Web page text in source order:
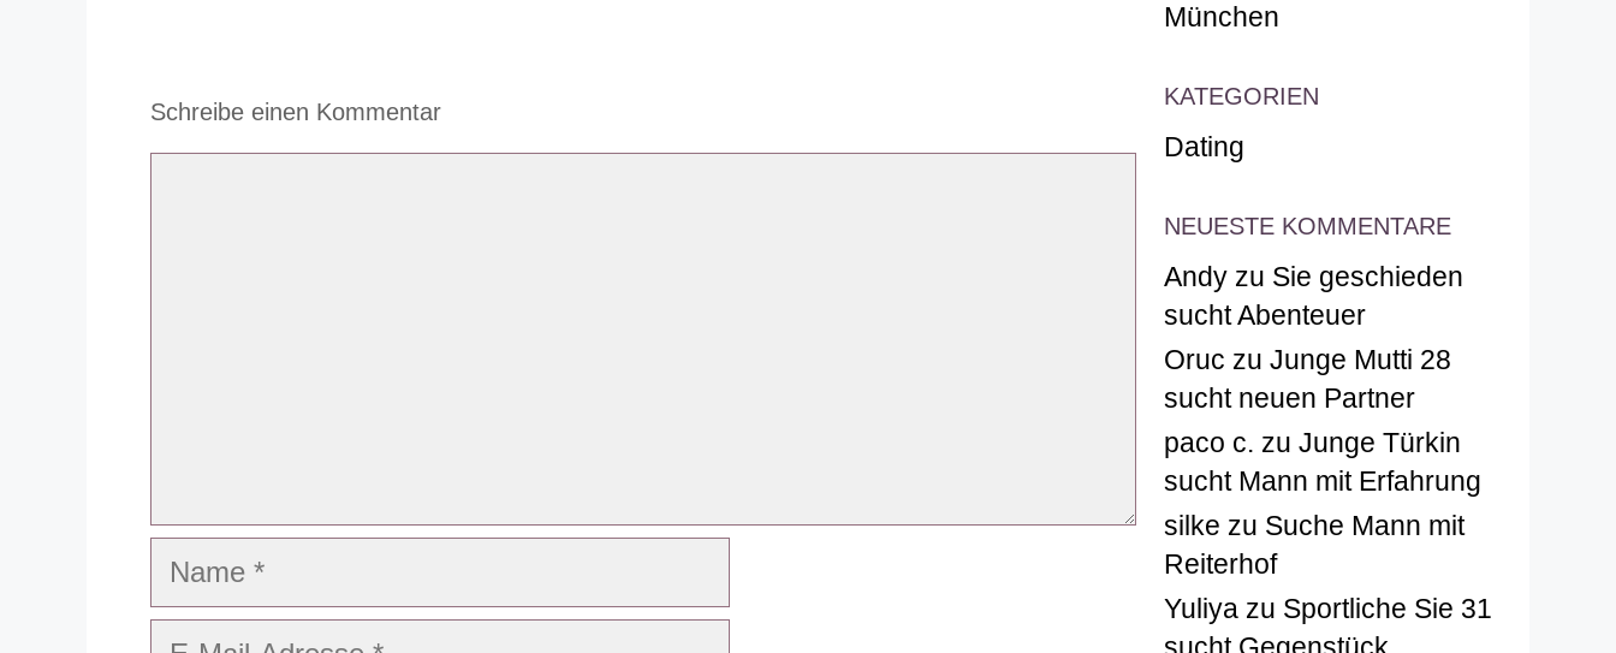
Schreibe einen Kommentar
Name
E-
München
KATEGORIEN
Dating
NEUESTE KOMMENTARE
Andy zu Sie geschieden
sucht Abenteuer
Oruc zu Junge Mutti 28
sucht neuen Partner
paco c. zu Junge Türkin
sucht Mann mit Erfahrung
silke zu Suche Mann mit
Reiterhof
Yuliya zu Sportliche Sie 31